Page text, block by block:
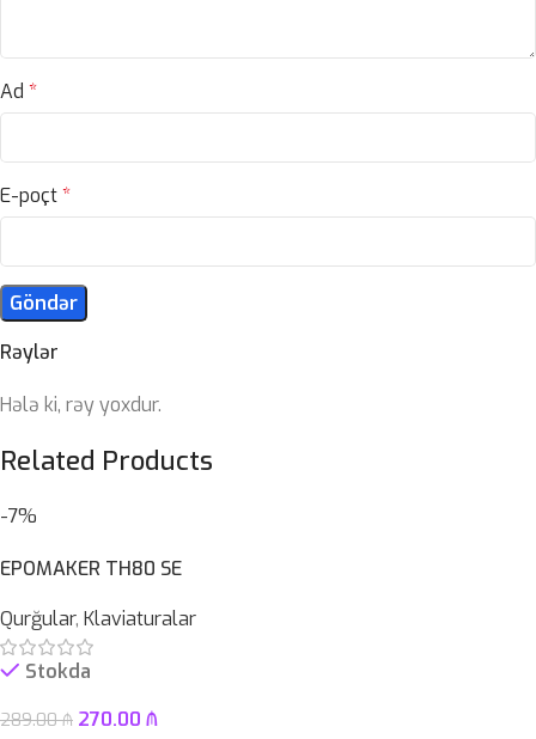
Rəylər
Hələ ki, rəy yoxdur.
Ad *
E-poçt*
Related Products
-7%
EPOMAKER TH80 SE
Qurğular, Klaviaturalar
Stokda
289.00₼ 270.00 ₼